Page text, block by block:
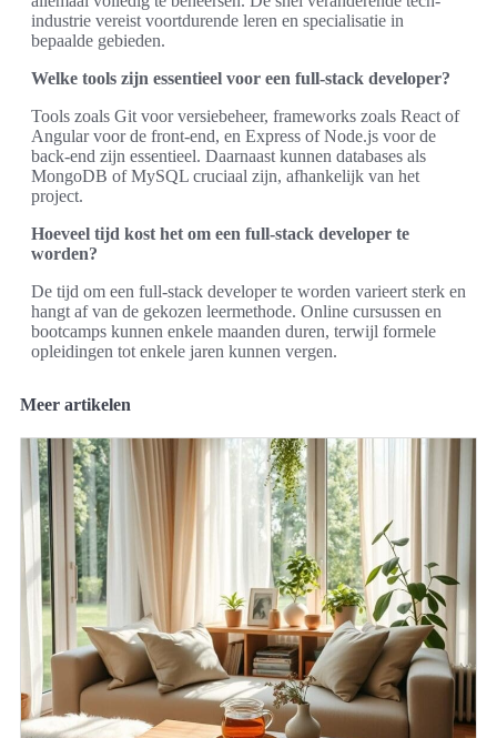
industrie vereist voortdurende leren en specialisatie in
bepaalde gebieden.
Welke tools zijn essentieel voor een full-stack developer?
Tools zoals Git voor versiebeheer, frameworks zoals React of
Angular voor de front-end, en Express of Node.js voor de
back-end zijn essentieel. Daarnaast kunnen databases als
MongoDB of MySQL cruciaal zijn, afhankelijk van het
project.
Hoeveel tijd kost het om een full-stack developer te
worden?
De tijd om een full-stack developer te worden varieert sterk en
hangt af van de gekozen leermethode. Online cursussen en
bootcamps kunnen enkele maanden duren, terwijl formele
opleidingen tot enkele jaren kunnen vergen.
Meer artikelen